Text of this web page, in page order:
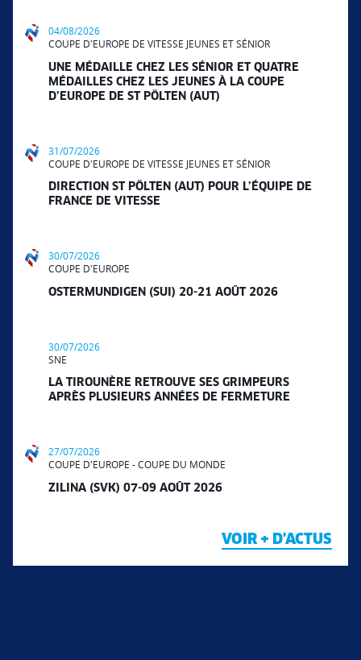
04/08/2026
COUPE D'EUROPE DE VITESSE JEUNES ET SÉNIOR
UNE MÉDAILLE CHEZ LES SÉNIOR ET QUATRE
MÉDAILLES CHEZ LES JEUNES À LA COUPE
D’EUROPE DE ST PÖLTEN (AUT)
31/07/2026
COUPE D'EUROPE DE VITESSE JEUNES ET SÉNIOR
DIRECTION ST PÖLTEN (AUT) POUR L’ÉQUIPE DE
FRANCE DE VITESSE
30/07/2026
COUPE D'EUROPE
OSTERMUNDIGEN (SUI) 20-21 AOÛT 2026
30/07/2026
SNE
LA TIROUNÈRE RETROUVE SES GRIMPEURS
APRÈS PLUSIEURS ANNÉES DE FERMETURE
27/07/2026
COUPE D'EUROPE - COUPE DU MONDE
ZILINA (SVK) 07-09 AOÛT 2026
VOIR + D'ACTUS